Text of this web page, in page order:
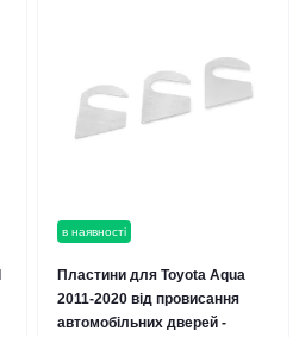
в наявності
Пластини для Toyota Aqua
2011-2020 від провисання
автомобільних дверей -